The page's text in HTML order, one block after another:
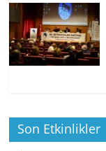
Son Etkinlikler